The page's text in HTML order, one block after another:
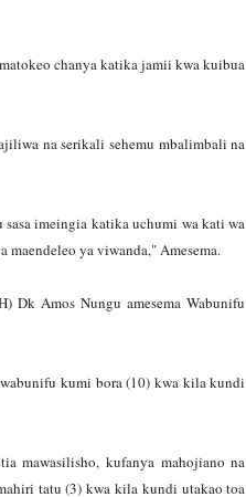
chanya katika jamii kwa kuibua
na serikali sehemu mbalimbali na
imeingia katika uchumi wa kati wa
ya viwanda," Amesema.
Dk Amos Nungu amesema Wabunifu
kumi bora (10) kwa kila kundi
mawasilisho, kufanya mahojiano na
tatu (3) kwa kila kundi utakao toa